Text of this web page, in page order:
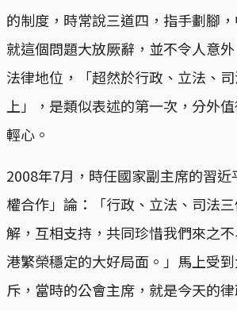
的制度，時常說三道四，指手劃腳
就這個問題大放厥辭，並不令人意
法律地位，「超然於行政、立法、
上」，是類似表述的第一次，分外
輕心。
2008年7月，時任國家副主席的習
權合作」論：「行政、立法、司法
解，互相支持，共同珍惜我們來之
港繁榮穩定的大好局面。」馬上受
斥，當時的公會主席，就是今天的